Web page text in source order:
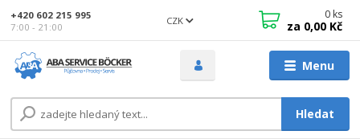
Menu
CZK
Hledat
+420 602 215 995
7:00 - 21:00
0 ks
za 0,00 Kč